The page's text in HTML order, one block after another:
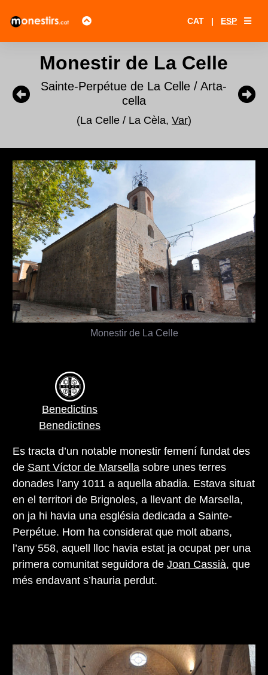
CAT | ESP
Monestir de La Celle
Sainte-Perpétue de La Celle / Arta-
cella
(La Celle / La Cèla, Var)
Monestir de La Celle
Benedictins
Benedictines
Es tracta d’un notable monestir femení fundat des
de Sant Víctor de Marsella sobre unes terres
donades l’any 1011 a aquella abadia. Estava situat
en el territori de Brignoles, a llevant de Marsella,
on ja hi havia una església dedicada a Sainte-
Perpétue. Hom ha considerat que molt abans,
l’any 558, aquell lloc havia estat ja ocupat per una
primera comunitat seguidora de Joan Cassià, que
més endavant s’hauria perdut.